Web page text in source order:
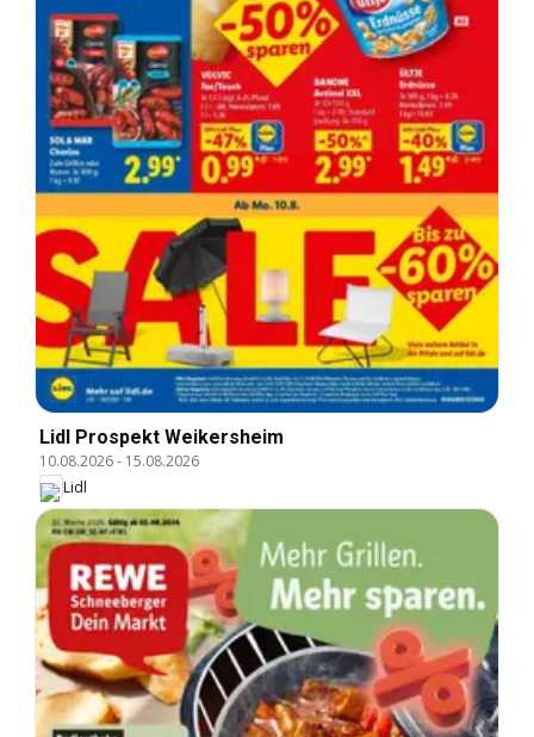
Lidl Prospekt Weikersheim
10.08.2026- 15.08.2026
Lidl